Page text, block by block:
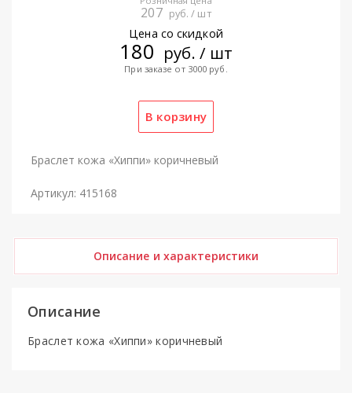
207 руб. / шт
Цена со скидкой
180 руб. / шт
При заказе от 3000 руб.
Браслет кожа «Хиппи» коричневый
Артикул: 415168
Описание и характеристики
Описание
Браслет кожа «Хиппи» коричневый